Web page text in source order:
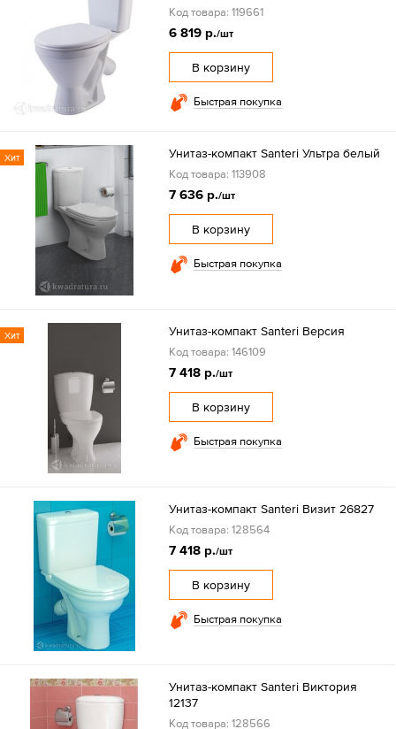
Код товара: 119661
6 819 р./шт
В корзину
Быстрая покупка
Хит Унитаз-компакт Santeri Ультра белый
Код товара: 113908
7 636 р./шт
В корзину
Быстрая покупка
Хит Унитаз-компакт Santeri Версия
Код товара: 146109
7 418 р./шт
В корзину
Быстрая покупка
Унитаз-компакт Santeri Визит 26827
Код товара: 128564
7 418 р./шт
В корзину
Быстрая покупка
Унитаз-компакт Santeri Виктория
12137
Код товара: 128566